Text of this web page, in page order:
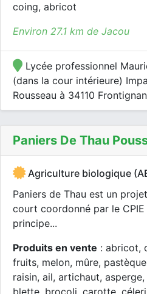
coing, abricot
Environ 27.1 km de Jacou
Lycée professionnel
(dans la cour intérieure)
Rousseau à 34110 Frontignan
Paniers De Thau
Agriculture biologique
Paniers de Thau est un
court coordonné par le CPIE
principe...
Produits en vente : abricot,
fruits, melon, mûre,
raisin, ail, artichaut,
blette, brocoli, carotte,